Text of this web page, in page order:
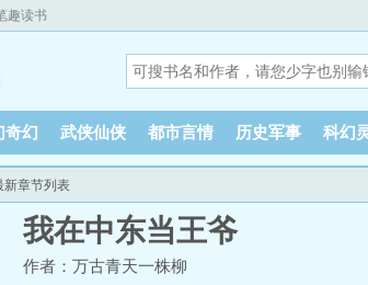
趣读书
奇幻 武侠仙侠 都市言情 历史军事 科幻
新章节列表
我在中东当王爷
作者：万古青天一株柳